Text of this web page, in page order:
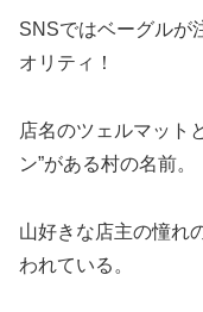
SNSではベーグルが
オリティ！
店名のツェルマット
ン”がある村の名前。
山好きな店主の憧れ
われている。